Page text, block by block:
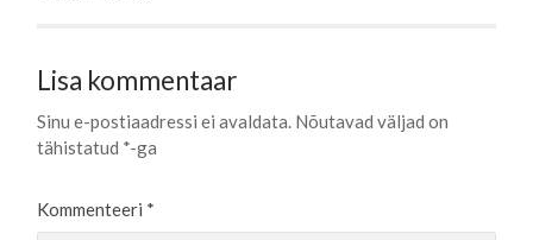
Lisa kommentaar
Sinu e-postiaadressi ei avaldata. Nõutavad väljad on
tähistatud *-ga
Kommenteeri *